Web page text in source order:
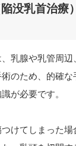
没乳首治療
乳腺や乳管周
のため、的確な
が必要です。
けてしまった